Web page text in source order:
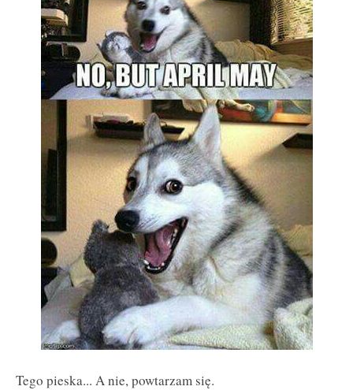
Tego pieska... A nie, powtarzam się.